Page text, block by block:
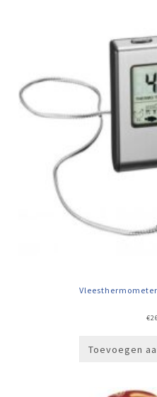
Vleesthermometer
€
Toevoegen